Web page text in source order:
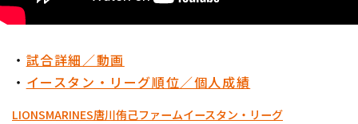
・ 試合詳細／動画
・ イースタン・リーグ順位／個人成績
LIONSMARINES唐川侑己ファームイースタン・リーグ